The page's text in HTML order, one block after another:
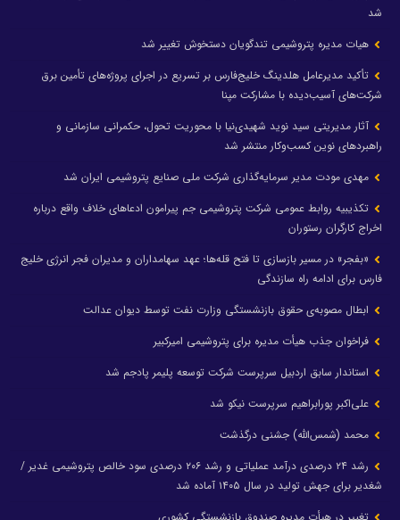
شد
هیات مدیره پتروشیمی تندگویان دستخوش تغییر شد
تأکید مدیرعامل هلدینگ خلیج‌فارس بر تسریع در اجرای پروژه‌های تأمین برق
شرکت‌های آسیب‌دیده با مشارکت مپنا
آثار مدیریتی سید نوید شهیدی‌نیا با محوریت تحول، حکمرانی سازمانی و
راهبردهای نوین کسب‌وکار منتشر شد
مهدی مودت مدیر سرمایه‌گذاری شرکت ملی صنایع پتروشیمی ایران شد
تکذیبیه روابط عمومی شرکت پتروشیمی جم پیرامون ادعاهای خلاف واقع درباره
اخراج کارگران رستوران
«بفجر» در مسیر بازسازی تا فتح قله‌ها؛ عهد سهامداران و مدیران فجر انرژی خلیج
فارس برای ادامه راه سازندگی
ابطال مصوبه‌ی حقوق بازنشستگی وزارت نفت توسط دیوان عدالت
فراخوان جذب هیأت مدیره برای پتروشیمی امیرکبیر
استاندار سابق اردبیل سرپرست شرکت توسعه پلیمر پادجم شد
علی‌اکبر پورابراهیم سرپرست نیکو شد
محمد (شمس‌الله) جشنی درگذشت
رشد ۲۴ درصدی درآمد عملیاتی و رشد ۲۰۶ درصدی سود خالص پتروشیمی غدیر /
شغدیر برای جهش تولید در سال ۱۴۰۵ آماده شد